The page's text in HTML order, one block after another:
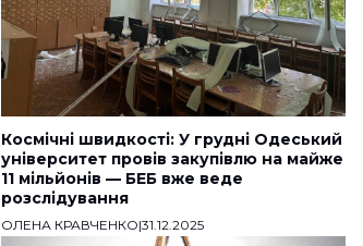
Космічні швидкості: У грудні Одеський
університет провів закупівлю на майже
11 мільйонів — БЕБ вже веде
розслідування
ОЛЕНА КРАВЧЕНКО|31.12.2025